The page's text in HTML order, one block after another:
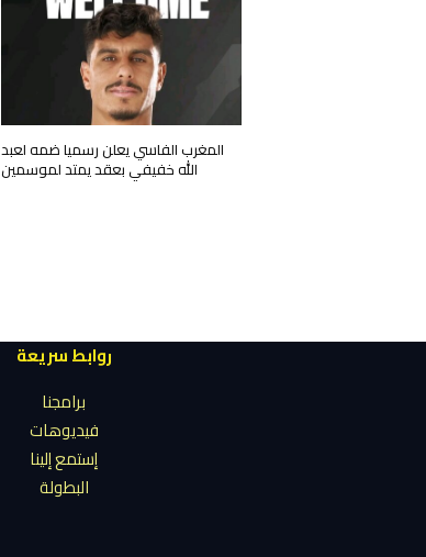
المغرب الفاسي يعلن رسميا ضمه لعبد
الله خفيفي بعقد يمتد لموسمين
روابط سريعة
برامجنا
فيديوهات
إستمع إلينا
البطولة